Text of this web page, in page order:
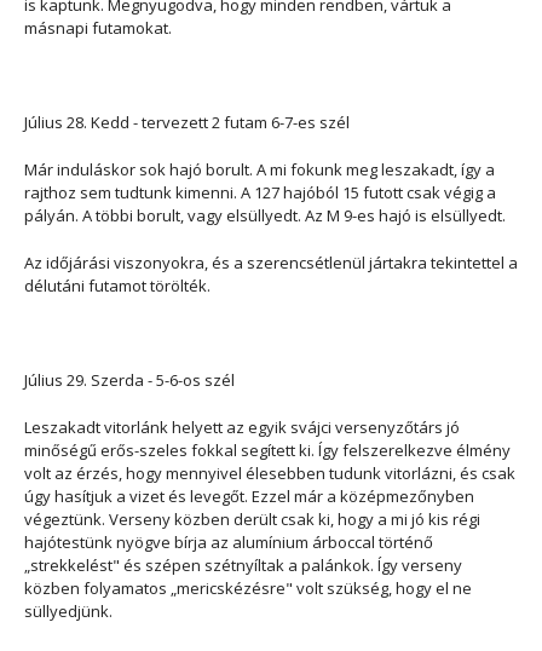
is kaptunk. Megnyugodva, hogy minden rendben, vártuk a
másnapi futamokat.
Július 28. Kedd - tervezett 2 futam 6-7-es szél
Már induláskor sok hajó borult. A mi fokunk meg leszakadt, így a
rajthoz sem tudtunk kimenni. A 127 hajóból 15 futott csak végig a
pályán. A többi borult, vagy elsüllyedt. Az M 9-es hajó is elsüllyedt.
Az időjárási viszonyokra, és a szerencsétlenül jártakra tekintettel a
délutáni futamot törölték.
Július 29. Szerda - 5-6-os szél
Leszakadt vitorlánk helyett az egyik svájci versenyzőtárs jó
minőségű erős-szeles fokkal segített ki. Így felszerelkezve élmény
volt az érzés, hogy mennyivel élesebben tudunk vitorlázni, és csak
úgy hasítjuk a vizet és levegőt. Ezzel már a középmezőnyben
végeztünk. Verseny közben derült csak ki, hogy a mi jó kis régi
hajótestünk nyögve bírja az alumínium árboccal történő
„strekkelést" és szépen szétnyíltak a palánkok. Így verseny
közben folyamatos „mericskézésre" volt szükség, hogy el ne
süllyedjünk.